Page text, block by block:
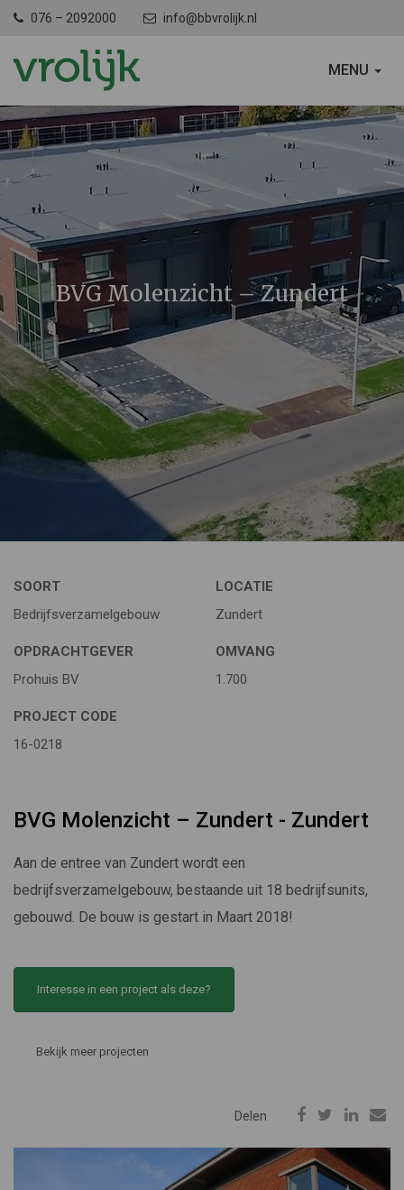
076 – 2092000 info@bbvrolijk.nl
SCHAKEL
MENU
BVG Molenzicht – Zundert
SOORT
Bedrijfsverzamelgebouw
LOCATIE
Zundert
OPDRACHTGEVER
Prohuis BV
OMVANG
1.700
PROJECT CODE
16-0218
BVG Molenzicht – Zundert - Zundert
Aan de entree van Zundert wordt een
bedrijfsverzamelgebouw, bestaande uit 18 bedrijfsunits,
gebouwd. De bouw is gestart in Maart 2018!
Interesse in een project als deze?
Bekijk meer projecten
Delen